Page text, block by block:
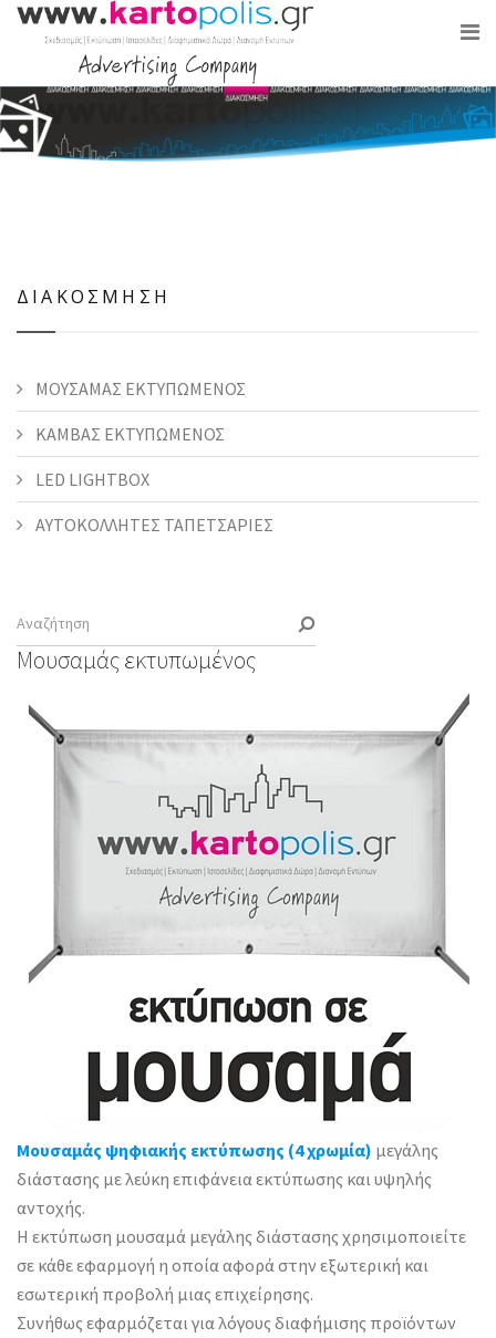
ΔΙΑΚΟΣΜΗΣΗ
ΜΟΥΣΑΜΑΣ ΕΚΤΥΠΩΜΕΝΟΣ
ΚΑΜΒΑΣ ΕΚΤΥΠΩΜΕΝΟΣ
LED LIGHTBOX
ΑΥΤΟΚΟΛΛΗΤΕΣ ΤΑΠΕΤΣΑΡΙΕΣ
Μουσαμάς εκτυπωμένος
Μουσαμάς ψηφιακής εκτύπωσης (4 χρωμία) μεγάλης
διάστασης με λεύκη επιφάνεια εκτύπωσης και υψηλής
αντοχής.
Η εκτύπωση μουσαμά μεγάλης διάστασης χρησιμοποιείτε
σε κάθε εφαρμογή η οποία αφορά στην εξωτερική και
εσωτερική προβολή μιας επιχείρησης.
Συνήθως εφαρμόζεται για λόγους διαφήμισης προϊόντων